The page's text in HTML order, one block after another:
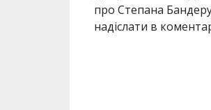
про Степана
надіслати в